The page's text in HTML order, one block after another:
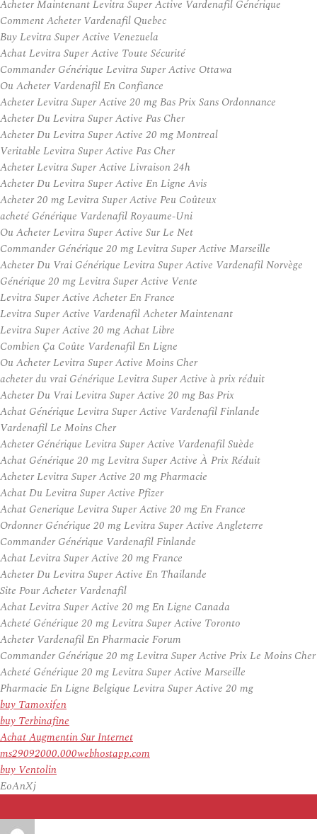
Acheter Maintenant Levitra Super Active Vardenafil Générique
Comment Acheter Vardenafil Quebec
Buy Levitra Super Active Venezuela
Achat Levitra Super Active Toute Sécurité
Commander Générique Levitra Super Active Ottawa
Ou Acheter Vardenafil En Confiance
Acheter Levitra Super Active 20 mg Bas Prix Sans Ordonnance
Acheter Du Levitra Super Active Pas Cher
Acheter Du Levitra Super Active 20 mg Montreal
Veritable Levitra Super Active Pas Cher
Acheter Levitra Super Active Livraison 24h
Acheter Du Levitra Super Active En Ligne Avis
Acheter 20 mg Levitra Super Active Peu Coûteux
acheté Générique Vardenafil Royaume-Uni
Ou Acheter Levitra Super Active Sur Le Net
Commander Générique 20 mg Levitra Super Active Marseille
Acheter Du Vrai Générique Levitra Super Active Vardenafil Norvège
Générique 20 mg Levitra Super Active Vente
Levitra Super Active Acheter En France
Levitra Super Active Vardenafil Acheter Maintenant
Levitra Super Active 20 mg Achat Libre
Combien Ça Coûte Vardenafil En Ligne
Ou Acheter Levitra Super Active Moins Cher
acheter du vrai Générique Levitra Super Active à prix réduit
Acheter Du Vrai Levitra Super Active 20 mg Bas Prix
Achat Générique Levitra Super Active Vardenafil Finlande
Vardenafil Le Moins Cher
Acheter Générique Levitra Super Active Vardenafil Suède
Achat Générique 20 mg Levitra Super Active À Prix Réduit
Acheter Levitra Super Active 20 mg Pharmacie
Achat Du Levitra Super Active Pfizer
Achat Generique Levitra Super Active 20 mg En France
Ordonner Générique 20 mg Levitra Super Active Angleterre
Commander Générique Vardenafil Finlande
Achat Levitra Super Active 20 mg France
Acheter Du Levitra Super Active En Thailande
Site Pour Acheter Vardenafil
Achat Levitra Super Active 20 mg En Ligne Canada
Acheté Générique 20 mg Levitra Super Active Toronto
Acheter Vardenafil En Pharmacie Forum
Commander Générique 20 mg Levitra Super Active Prix Le Moins Cher
Acheté Générique 20 mg Levitra Super Active Marseille
Pharmacie En Ligne Belgique Levitra Super Active 20 mg
buy Tamoxifen
buy Terbinafine
Achat Augmentin Sur Internet
ms29092000.000webhostapp.com
buy Ventolin
EoAnXj